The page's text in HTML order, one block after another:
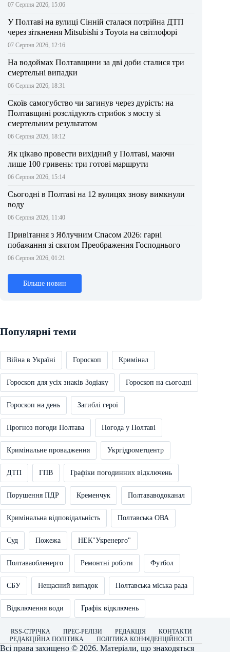
07 Серпня 2026, 15:06
У Полтаві на вулиці Сінній сталася потрійна ДТП
через зіткнення Mitsubishi з Toyota на світлофорі
07 Серпня 2026, 12:16
На водоймах Полтавщини за дві доби сталися три
смертельні випадки
06 Серпня 2026, 18:31
Скоїв самогубство чи загинув через дурість: на
Полтавщині розслідують стрибок з мосту зі
смертельним результатом
06 Серпня 2026, 18:12
Як цікаво провести вихідний у Полтаві, маючи
лише 100 гривень: три готові маршрути
06 Серпня 2026, 15:14
Сьогодні в Полтаві на 12 вулицях знову вимкнули
воду
06 Серпня 2026, 11:40
Привітання з Яблучним Спасом 2026: гарні
побажання зі святом Преображення Господнього
06 Серпня 2026, 01:21
Більше новин
Популярні теми
Війна в Україні Гороскоп Кримінал
Гороскоп для усіх знаків Зодіаку Гороскоп на сьогодні
Гороскоп на день Загиблі герої
Прогноз погоди Полтава Погода у Полтаві
Кримінальне провадження Укргідрометцентр
ДТП ГПВ Графіки погодинних відключень
Порушення ПДР Кременчук Полтававодоканал
Кримінальна відповідальність Полтавська ОВА
Суд Пожежа НЕК"Укренерго"
Полтаваобленерго Ремонтні роботи Футбол
СБУ Нещасний випадок Полтавська міська рада
Відключення води Графік відключень
RSS-СТРІЧКА ПРЕС-РЕЛІЗИ РЕДАКЦІЯ
КОНТАКТИ
РЕДАКЦІЙНА ПОЛІТИКА
ПОЛІТИКА КОНФІДЕНЦІЙНОСТІ
Всі права захищено © 2026. Матеріали, що знаходяться